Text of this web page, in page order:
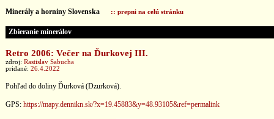
Minerály a horniny Slovenska :: prepni na celú stránku
Zbieranie minerálov
Retro 2006: Večer na Ďurkovej III.
zdroj: Rastislav Sabucha
pridané: 26.4.2022
Pohľad do doliny Ďurková (Dzurková).
GPS: https://mapy.dennikn.sk/?x=19.45883&y=48.93105&ref=permalink